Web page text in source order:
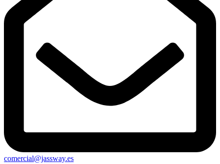
comercial@jassway.es